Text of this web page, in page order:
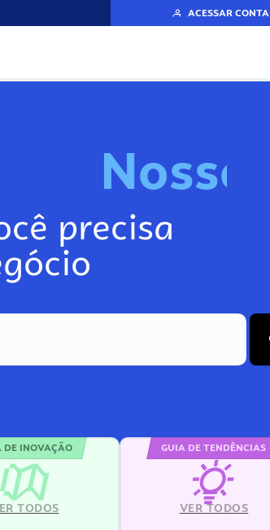
ACESSAR CONTA
Nosso
precisa
DE INOVAÇÃO
TODOS
GUIA DE TENDÊNCIAS
VER TODOS